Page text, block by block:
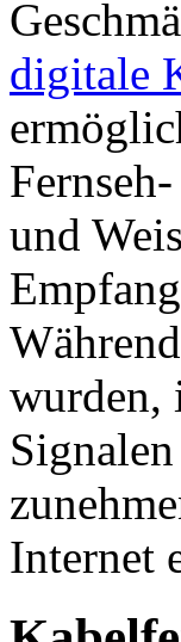
digitale
und
wurden,
Internet